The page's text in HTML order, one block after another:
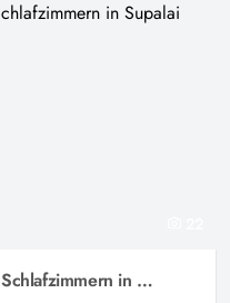
Villa Suparudee – Villa mit 4 Schlafzimmern in Supalai Park City Hua Hin